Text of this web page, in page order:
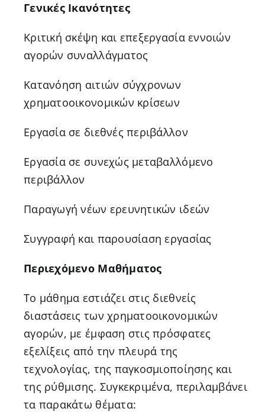
Γενικές Ικανότητες
Κριτική σκέψη και επεξεργασία εννοιών
αγορών συναλλάγματος
Κατανόηση αιτιών σύγχρονων
χρηματοοικονομικών κρίσεων
Εργασία σε διεθνές περιβάλλον
Εργασία σε συνεχώς μεταβαλλόμενο
περιβάλλον
Παραγωγή νέων ερευνητικών ιδεών
Συγγραφή και παρουσίαση εργασίας
Περιεχόμενο Μαθήματος
Το μάθημα εστιάζει στις διεθνείς
διαστάσεις των χρηματοοικονομικών
αγορών, με έμφαση στις πρόσφατες
εξελίξεις από την πλευρά της
τεχνολογίας, της παγκοσμιοποίησης και
της ρύθμισης. Συγκεκριμένα, περιλαμβάνει
τα παρακάτω θέματα: